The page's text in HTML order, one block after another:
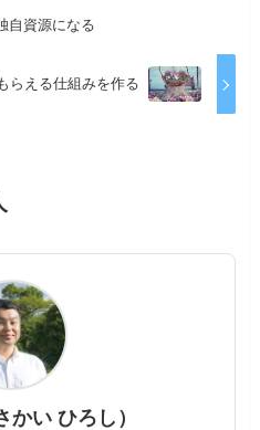
自資源になる
らえる仕組みを作る
かい ひろし）